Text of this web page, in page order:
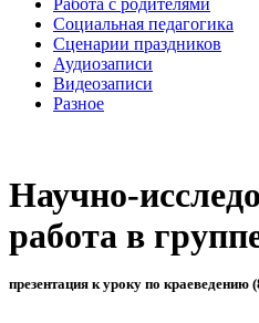
Социальная педагогика
Сценарии праздников
Аудиозаписи
Видеозаписи
Разное
Научно-
работа в
презентация к уроку по краеведению